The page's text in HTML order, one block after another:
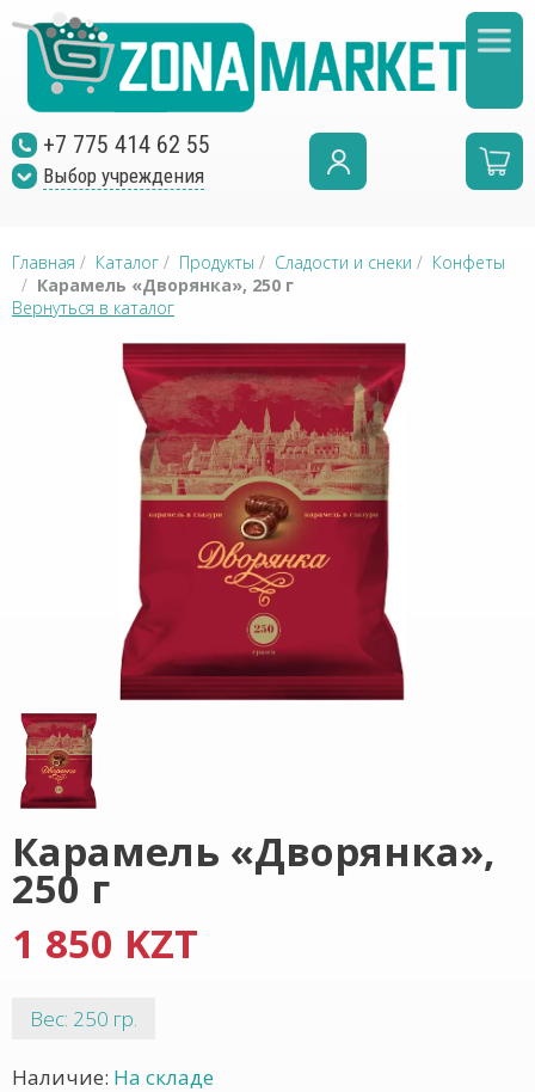
+7 775 414 62 55
Выбор учреждения
Главная / Каталог / Продукты / Сладости и снеки / Конфеты
/ Карамель «Дворянка», 250 г
Вернуться в каталог
Карамель «Дворянка»,
250 г
1 850 KZT
Вес: 250 гр.
Наличие: На складе